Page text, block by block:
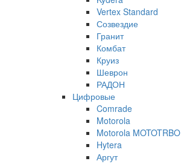
Vertex Standard
Созвездие
Гранит
Комбат
Круиз
Шеврон
РАДОН
Цифровые
Comrade
Motorola
Motorola MOTOTRBO
Hytera
Аргут